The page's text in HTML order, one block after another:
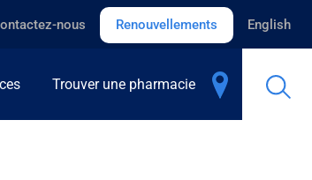
nous Renouvellements English
Trouver une pharmacie